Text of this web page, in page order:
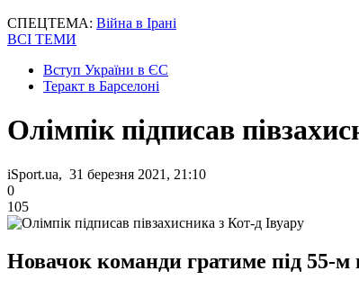
СПЕЦТЕМА: Війна в Ірані
ВСІ ТЕМИ
Вступ України в ЄС
Теракт в Барселоні
Олімпік підписав
iSport.ua, 31 березня 2021, 21:10
0
105
Новачок команди гратиме під 55-м